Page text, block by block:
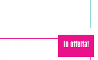
In offerta!